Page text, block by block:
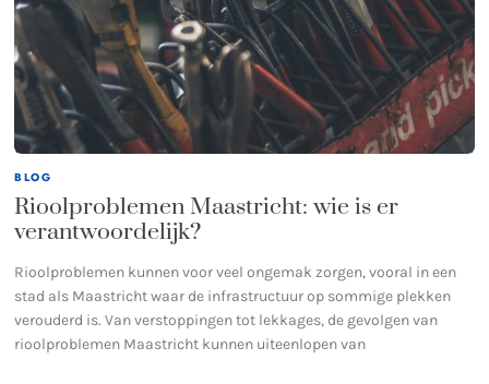
BLOG
Rioolproblemen Maastricht: wie is er
verantwoordelijk?
Rioolproblemen kunnen voor veel ongemak zorgen, vooral in een
stad als Maastricht waar de infrastructuur op sommige plekken
verouderd is. Van verstoppingen tot lekkages, de gevolgen van
rioolproblemen Maastricht kunnen uiteenlopen van